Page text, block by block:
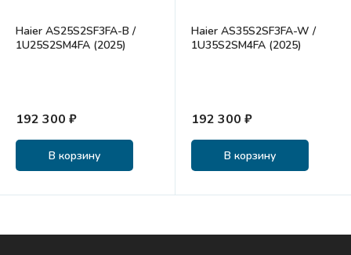
Haier AS25S2SF3FA-B /
1U25S2SM4FA (2025)
192 300 ₽
В корзину
Haier AS35S2SF3FA-W /
1U35S2SM4FA (2025)
192 300 ₽
В корзину